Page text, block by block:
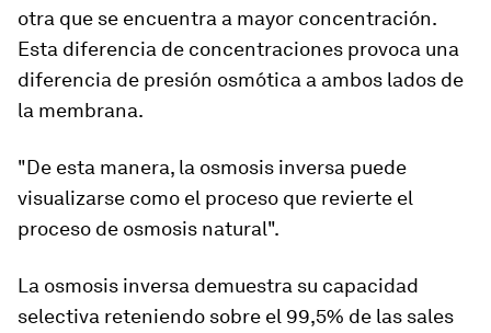
otra que se encuentra a mayor concentración.
Esta diferencia de concentraciones provoca una
diferencia de presión osmótica a ambos lados de
la membrana.
"De esta manera, la osmosis inversa puede
visualizarse como el proceso que revierte el
proceso de osmosis natural".
La osmosis inversa demuestra su capacidad
selectiva reteniendo sobre el 99,5% de las sales